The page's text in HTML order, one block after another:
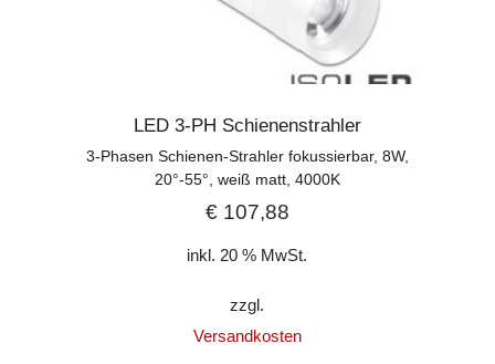
LED 3-PH Schienenstrahler
3-Phasen Schienen-Strahler fokussierbar, 8W,
20°-55°, weiß matt, 4000K
€107,88
inkl. 20 % MwSt.
zzgl.
Versandkosten